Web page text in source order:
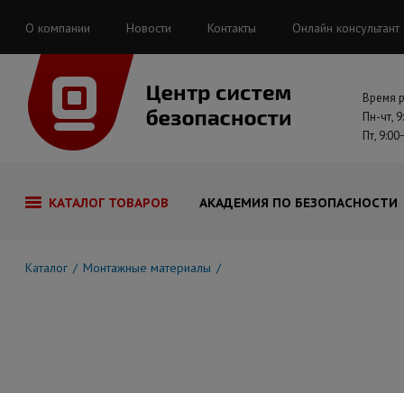
О компании Новости Контакты Онлайн консультант
Время
Пн-чт,
Пт,
КАТАЛОГ ТОВАРОВ АКАДЕМИЯ ПО БЕЗОПАСНОСТИ
Каталог Монтажные материалы